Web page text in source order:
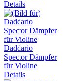
Details
Daddario
Spector Dämpfer
für Violine
Details